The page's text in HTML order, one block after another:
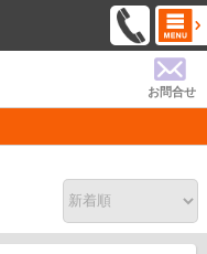
お問合せ